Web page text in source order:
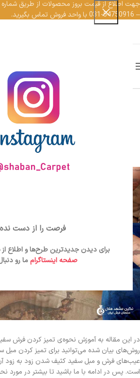
فرصت را از دست
برای دیدن جدیدترین طرح‌ها و اطلاع
صفحه اینستاگرامما رو
وبلاگ
خانه اخبار و مقالات
اخبار و مقالات
تمیز کردن انواع لکه مبل
روشن 1401-03-16
در این مقاله به آموزش نحوه‌ی تمیز کردن فرش
روش‌های بیان شده می‌توانید برای تمیز کردن مبل
عیب‌های فرش و مبل سفید کثیف شدن زود به زود
است. پس در ادامه با ما باشید تا بیشتر در مورد
– 54750916-031 با واحد فروش تماس بگیرید.